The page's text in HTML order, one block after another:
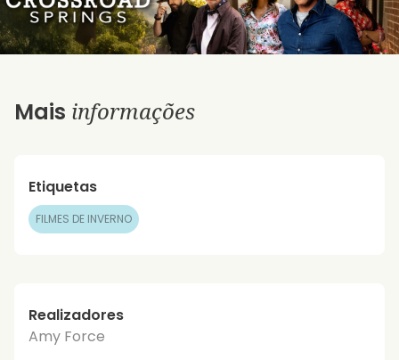
Mais informações
Etiquetas
FILMES DE INVERNO
Realizadores
Amy Force